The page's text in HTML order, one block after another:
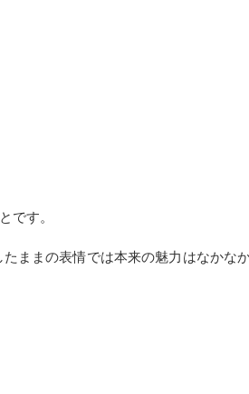
です。
ままの表情では本来の魅力はなかな